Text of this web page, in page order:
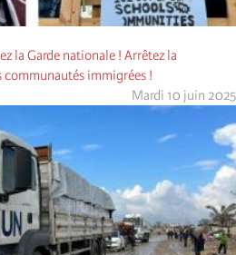
la Garde nationale ! Arrêtez la
immigrées !
Mardi 10 juin 2025